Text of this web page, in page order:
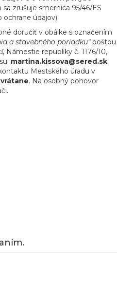
zrušuje smernica 95/46/ES
ochrane údajov).
doručiť v obálke s označením
a stavebného poriadku“poštou
Námestie republiky č. 1176/10,
martina.kissova@sered.sk
Mestského úradu v
. Na osobný pohovor